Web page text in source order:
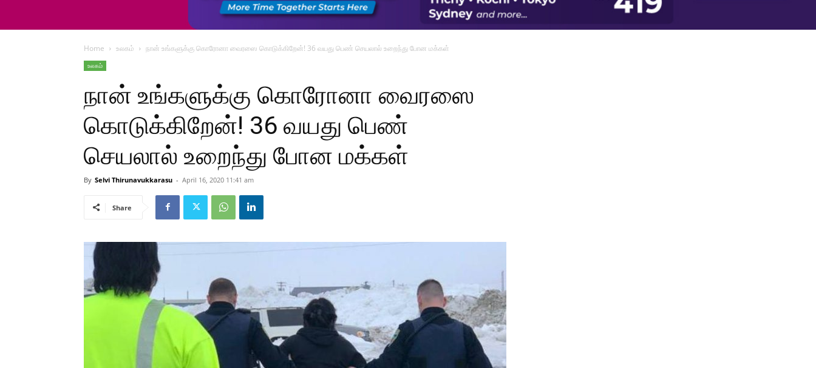
Home உலகம் நான் உங்களுக்கு கொரோனா வைரஸை கொடுக்கிறேன்! 36 வயது பெண் செயலால் உறைந்து போன மக்கள்
உலகம்
நான் உங்களுக்கு கொரோனா வைரஸை
கொடுக்கிறேன்! 36 வயது பெண்
செயலால் உறைந்து போன மக்கள்
By Selvi Thirunavukkarasu - April 16, 2020 11:41 am
Share